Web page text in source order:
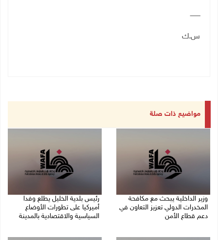
ــــــــــ
س.ك
مواضيع ذات صلة
وزير الداخلية يبحث مع مكافحة
المخدرات الدولي تعزيز التعاون في
دعم قطاع الأمن
رئيس بلدية الخليل يطلع وفدا
أميركيا على تطورات الأوضاع
السياسية والاقتصادية بالمدينة